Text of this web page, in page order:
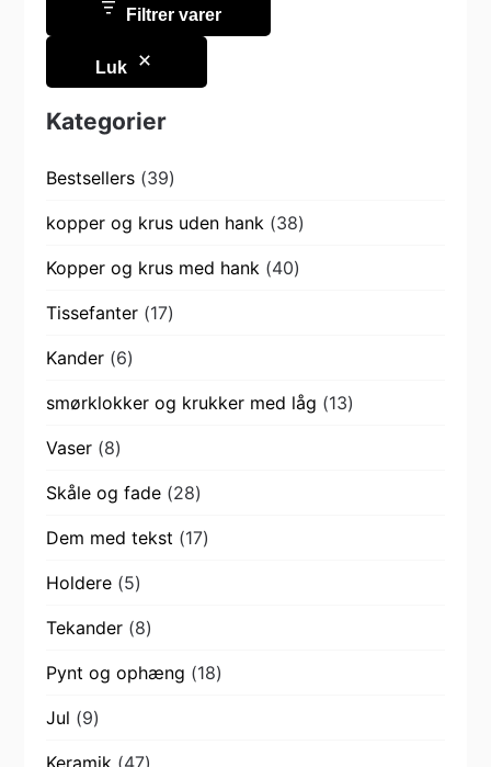
Filtrer varer
Luk
Kategorier
Bestsellers 3939
kopper og krus uden hank 3838
Kopper og krus med hank 4040
Tissefanter 1717
Kander 66
smørklokker og krukker med låg
1313
Vaser 88
Skåle og fade 2828
Dem med tekst
1717
Holdere 55
Tekander 88
Pynt og ophæng
1818
Jul
99
47